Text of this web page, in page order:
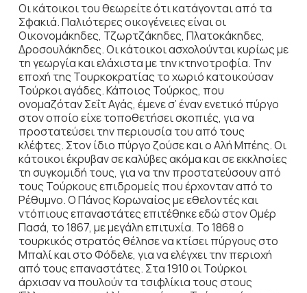
Οι κάτοικοι του θεωρείτε ότι κατάγονται από τα
Σφακιά. Παλιότερες οικογένειες είναι οι
Οικονομάκηδες, Τζωρτζάκηδες, Πλατοκάκηδες,
Δροσουλάκηδες. Οι κάτοικοι ασχολούνται κυρίως με
τη γεωργία και ελάχιστα με την κτηνοτροφία. Την
εποχή της Τουρκοκρατίας το χωριό κατοικούσαν
Τούρκοι αγάδες. Κάποιος Τούρκος, που
ονομαζόταν Σεΐτ Αγάς, έμενε σ’ έναν ενετικό πύργο
στον οποίο είχε τοποθετήσει σκοπιές, για να
προστατεύσει την περιουσία του από τους
κλέφτες. Στον ίδιο πύργο ζούσε και ο Αλή Μπέης. Οι
κάτοικοι έκρυβαν σε καλύβες ακόμα και σε εκκλησίες
τη συγκομιδή τους, για να την προστατεύσουν από
τους Τούρκους επιδρομείς που έρχονταν από το
Ρέθυμνο. Ο Πάνος Κορωναίος με εθελοντές και
ντόπιους επαναστάτες επιτέθηκε εδώ στον Ομέρ
Πασά, το 1867, με μεγάλη επιτυχία. Το 1868 ο
τουρκικός στρατός θέλησε να κτίσει πύργους στο
Μπαλί και στο Φόδελε, για να ελέγχει την περιοχή
από τους επαναστάτες. Στα 1910 οι Τούρκοι
άρχισαν να πουλούν τα τσιφλίκια τους στους